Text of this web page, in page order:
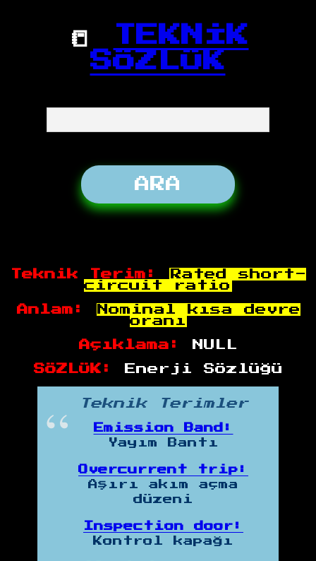
📒
TEKNİK
SÖZLÜK
Teknik Terim:
Rated short-
circuit ratio
Anlam:
Nominal kısa devre
oranı
Açıklama: NULL
SÖZLÜK: Enerji Sözlüğü
Teknik Terimler
Emission Band:
Yayım Bantı
Overcurrent trip:
Aşırı akım açma
düzeni
Inspection door:
Kontrol kapağı